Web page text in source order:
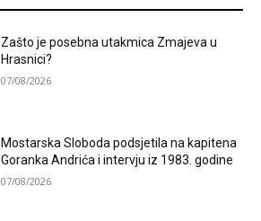
Zašto je posebna utakmica Zmajeva u
Hrasnici?
07/08/2026
Mostarska Sloboda podsjetila na kapitena
Goranka Andrića i intervju iz 1983. godine
07/08/2026